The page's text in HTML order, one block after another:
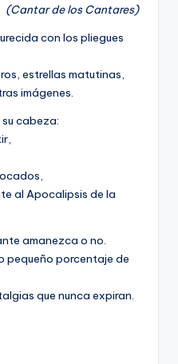
(Cantar de los Cantares)
con los pliegues
estrellas matutinas,
imágenes.
cabeza:
al Apocalipsis de la
amanezca o no.
pequeño porcentaje de
que nunca expiran.